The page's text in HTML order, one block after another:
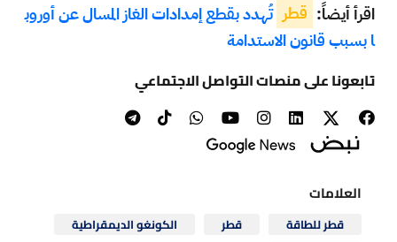
اقرأ أيضاً: قطر تُهدد بقطع إمدادات الغاز المسال عن أوروب
ا بسبب قانون الاستدامة
تابعونا على منصات التواصل الاجتماعي
العلامات
قطر للطاقة قطر
الكونغو الديمقراطية